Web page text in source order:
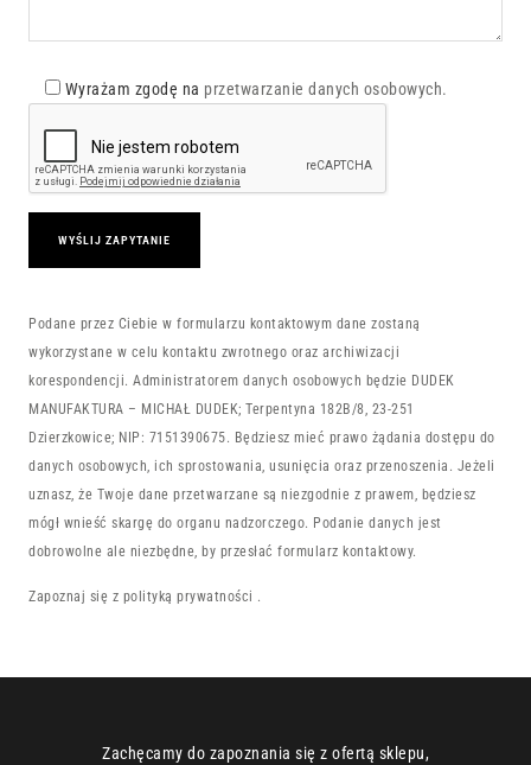
Wyrażam zgodę na przetwarzanie danych osobowych.
Podane przez Ciebie w formularzu kontaktowym dane zostaną
wykorzystane w celu kontaktu zwrotnego oraz archiwizacji
korespondencji. Administratorem danych osobowych będzie DUDEK
MANUFAKTURA – MICHAŁ DUDEK; Terpentyna 182B/8, 23-251
Dzierzkowice; NIP: 7151390675. Będziesz mieć prawo żądania dostępu do
danych osobowych, ich sprostowania, usunięcia oraz przenoszenia. Jeżeli
uznasz, że Twoje dane przetwarzane są niezgodnie z prawem, będziesz
mógł wnieść skargę do organu nadzorczego. Podanie danych jest
dobrowolne ale niezbędne, by przesłać formularz kontaktowy.
Zapoznaj się z polityką prywatności .
Zachęcamy do zapoznania się z ofertą sklepu,